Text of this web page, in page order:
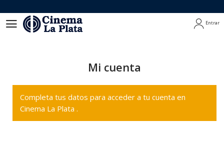
Entrar
Mi cuenta
Completa tus datos para acceder a tu cuenta en
Cinema La Plata .